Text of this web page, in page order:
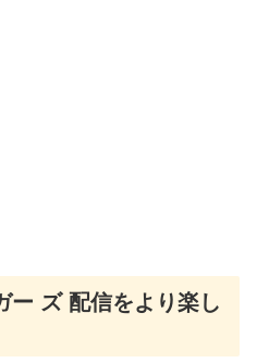
ー ズ 配信をより楽し